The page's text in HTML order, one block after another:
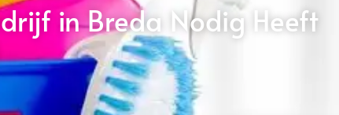
in Breda Nodig Heeft